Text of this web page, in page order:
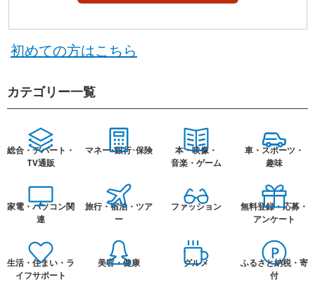
初めての方はこちら
カテゴリー一覧
総合・デパート・
TV通販
マネー･銀行･保険
本・映像・
音楽・ゲーム
車・スポーツ・
趣味
家電・パソコン関
連
旅行・宿泊・ツア
ー
ファッション
無料登録・応募・
アンケート
生活・住まい・ラ
イフサポート
美容・健康 グルメ
ふるさと納税・寄
付